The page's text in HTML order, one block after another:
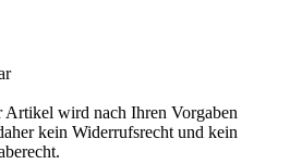
Artikel wird nach Ihren Vorgaben
kein Widerrufsrecht und kein